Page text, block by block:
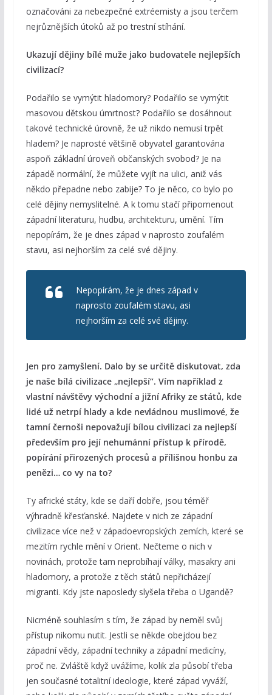
označováni za nebezpečné extréemisty a jsou terčem
nejrůznějších útoků až po trestní stíhání.
Ukazují dějiny bílé muže jako budovatele nejlepších
civilizací?
Podařilo se vymýtit hladomory? Podařilo se vymýtit
masovou dětskou úmrtnost? Podařilo se dosáhnout
takové technické úrovně, že už nikdo nemusí trpět
hladem? Je naprosté většině obyvatel garantována
aspoň základní úroveň občanských svobod? Je na
západě normální, že můžete vyjít na ulici, aniž vás
někdo přepadne nebo zabije? To je něco, co bylo po
celé dějiny nemyslitelné. A k tomu stačí připomenout
západní literaturu, hudbu, architekturu, umění. Tím
nepopírám, že je dnes západ v naprosto zoufalém
stavu, asi nejhorším za celé své dějiny.
Nepopírám, že je dnes západ v
naprosto zoufalém stavu, asi
nejhorším za celé své dějiny.
Jen pro zamyšlení. Dalo by se určitě diskutovat, zda
je naše bílá civilizace „nejlepší“. Vím například z
vlastní návštěvy východní a jižní Afriky ze států, kde
lidé už netrpí hlady a kde nevládnou muslimové, že
tamní černoši nepovažují bílou civilizaci za nejlepší
především pro její nehumánní přístup k přírodě,
popírání přirozených procesů a přílišnou honbu za
penězi… co vy na to?
Ty africké státy, kde se daří dobře, jsou téměř
výhradně křesťanské. Najdete v nich ze západní
civilizace více než v západoevropských zemích, které se
mezitím rychle mění v Orient. Nečteme o nich v
novinách, protože tam neprobíhají války, masakry ani
hladomory, a protože z těch států nepřicházejí
migranti. Kdy jste naposledy slyšela třeba o Ugandě?
Nicméně souhlasím s tím, že západ by neměl svůj
přístup nikomu nutit. Jestli se někde obejdou bez
západní vědy, západní techniky a západní medicíny,
proč ne. Zvláště když uvážíme, kolik zla působí třeba
jen současné totalitní ideologie, které západ vyváží,